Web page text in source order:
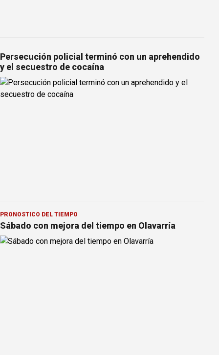
Persecución policial terminó con un aprehendido
y el secuestro de cocaína
PRONOSTICO DEL TIEMPO
Sábado con mejora del tiempo en Olavarría